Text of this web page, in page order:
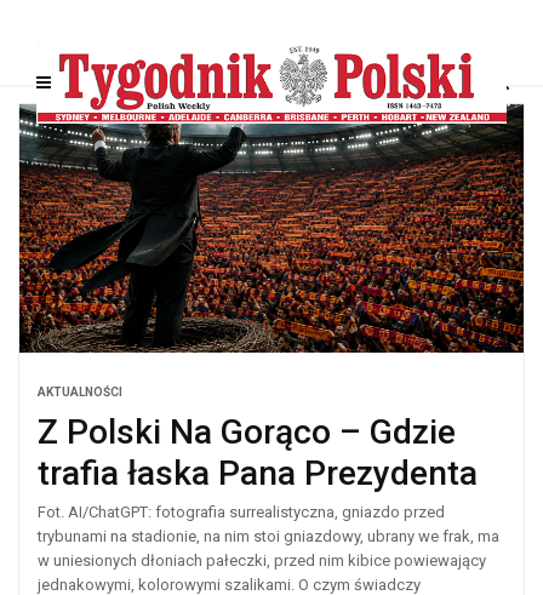
AKTUALNOŚCI
Z Polski Na Gorąco – Gdzie
trafia łaska Pana Prezydenta
Fot. AI/ChatGPT: fotografia surrealistyczna, gniazdo przed
trybunami na stadionie, na nim stoi gniazdowy, ubrany we frak, ma
w uniesionych dłoniach pałeczki, przed nim kibice powiewający
jednakowymi, kolorowymi szalikami. O czym świadczy